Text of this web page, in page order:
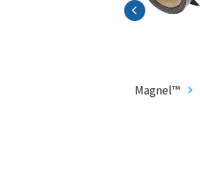
Magnel™